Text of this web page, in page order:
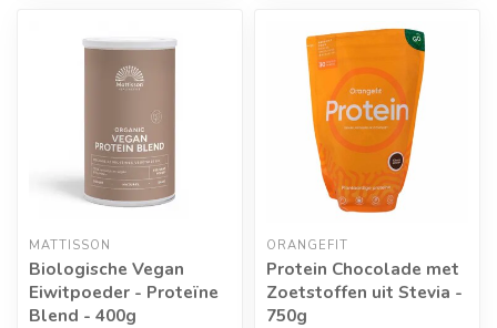
MATTISSON
Biologische Vegan
Eiwitpoeder - Proteïne
Blend - 400g
ORANGEFIT
Protein Chocolade met
Zoetstoffen uit Stevia -
750g